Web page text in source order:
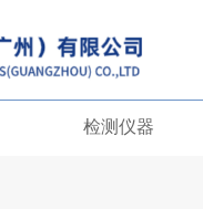
检测仪器